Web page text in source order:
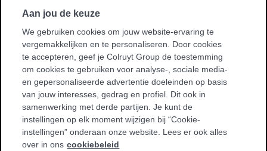
op
Volg
ons
Instagram
Vind een club bij jou in de buurt
Vind
een
jou
de
buurt
Aan jou de keuze
We gebruiken cookies om jouw website-ervaring te
vergemakkelijken en te personaliseren. Door cookies
te accepteren, geef je Colruyt Group de toestemming
om cookies te gebruiken voor analyse-, sociale media-
en gepersonaliseerde advertentie doeleinden op basis
van jouw interesses, gedrag en profiel. Dit ook in
samenwerking met derde partijen. Je kunt de
instellingen op elk moment wijzigen bij “Cookie-
instellingen” onderaan onze website. Lees er ook alles
over in ons cookiebeleid